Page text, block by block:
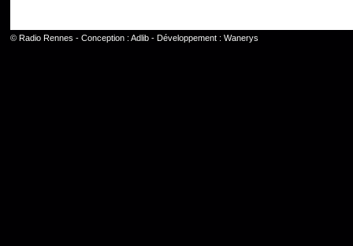
© Radio Rennes - Conception : Adlib- Développement : Wanerys